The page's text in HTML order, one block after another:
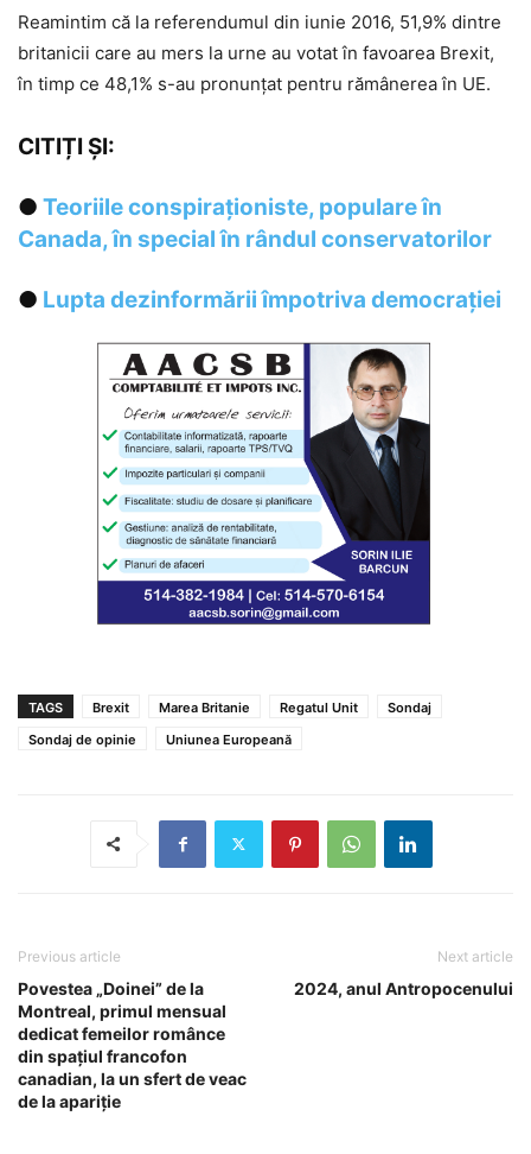
Reamintim că la referendumul din iunie 2016, 51,9% dintre
britanicii care au mers la urne au votat în favoarea Brexit,
în timp ce 48,1% s-au pronunțat pentru rămânerea în UE.
CITIȚI ȘI:
● Teoriile conspiraționiste, populare în
Canada, în special în rândul conservatorilor
● Lupta dezinformării împotriva democrației
TAGS Brexit Marea Britanie Regatul Unit
Sondaj
Sondaj de opinie
Uniunea Europeană
Previous article
Povestea „Doinei” de la
Montreal, primul mensual
dedicat femeilor românce
din spațiul francofon
canadian, la un sfert de veac
de la apariție
Next article
2024, anul Antropocenului